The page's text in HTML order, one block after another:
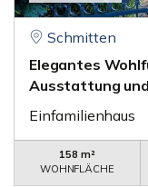
Schmitten
Elegantes
Ausstattung
Einfamilienhaus
158 m²
WOHNFLÄCHE